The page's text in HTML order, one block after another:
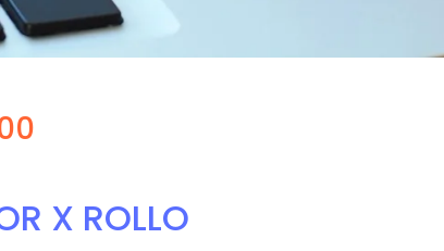
X ROLLO